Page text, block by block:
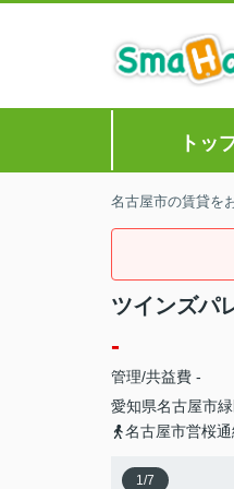
トッ
名古屋市の賃貸を
ツインズパ
-
管理/共益費 -
愛知県名古屋市
名古屋市営桜
1/7